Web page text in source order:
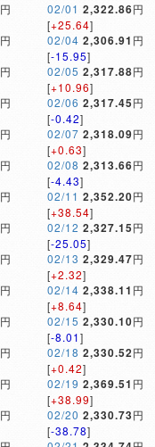
円
円
円
円
円
円
円
円
円
円
円
円
円
円
02/01 2,322.86円
[+25.64]
02/04 2,306.91 円
[-15.95]
02/05 2,317.88円
[+10.96]
02/06 2,317.45円
[-0.42]
02/07 2,318.09円
[+0.63]
02/08 2,313.66円
[-4.43]
02/11 2,352.20円
[+38.54]
02/12 2,327.15円
[-25.05]
02/13 2,329.47円
[+2.32]
02/14 2,338.11 円
[+8.64]
02/15 2,330.10円
[-8.01]
02/18 2,330.52円
[+0.42]
02/19 2,369.51 円
[+38.99]
02/20 2,330.73円
[-38.78]